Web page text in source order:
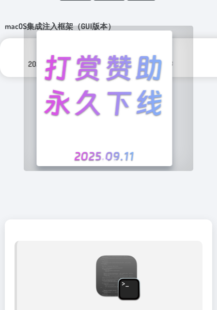
macOS集成注入框架（GUI版本）
2024年 10月 8日 Github 开源